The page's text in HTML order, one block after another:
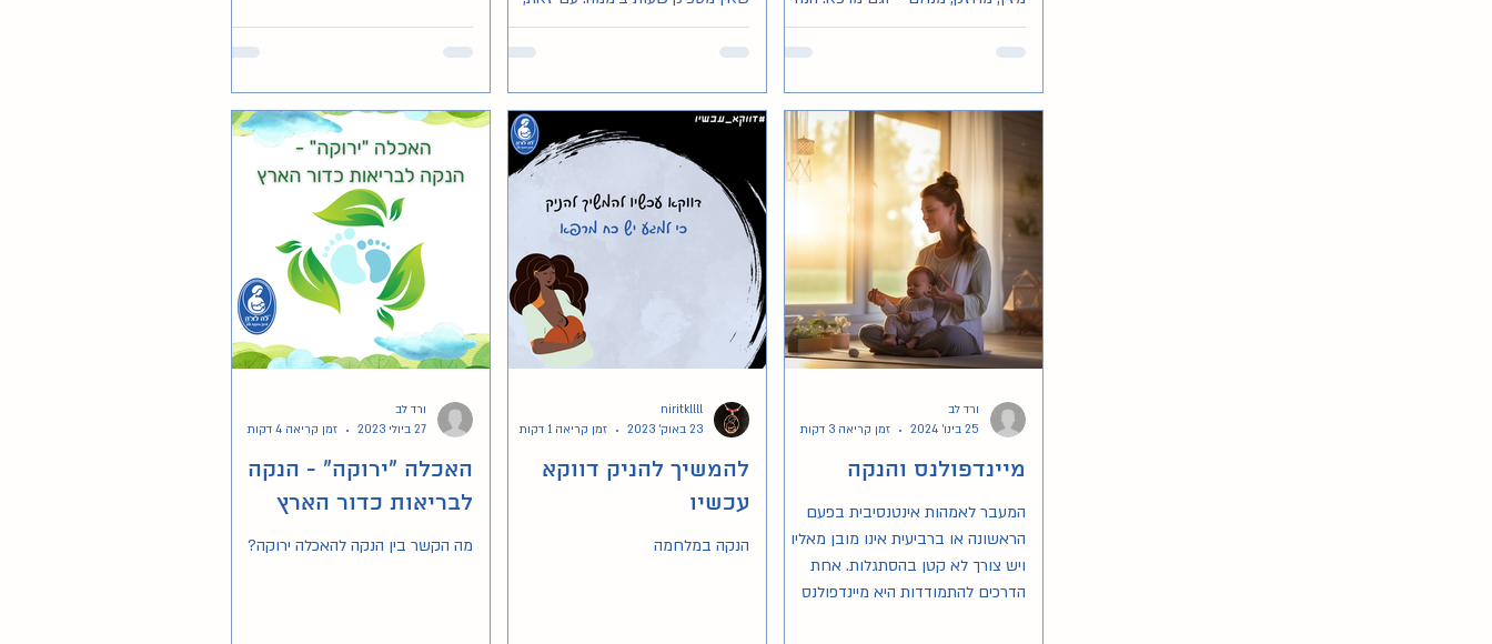
הצצה למגוון שימושים מוכרים יותר
ופחות לחלב אם, כפי שהוצגו במחקר
מהעולם.
בעזרת תכנון נכון ושינוי תפיסתי, ניתן
למצוא דרכים יעילות ליצור איזון ולהרגיש
בנושא שניתנה בכנס לה לצ'ה ב-2012
על ידי אידי בוקסמן.
מיינדפולנס והנקה
המעבר לאמהות אינטנסיבית בפעם
הראשונה או ברביעית אינו מובן מאליו
ויש צורך לא קטן בהסתגלות. אחת
הדרכים להתמודדות היא מיינדפולנס
ורד לב
25 בינו׳ 2024
זמן קריאה 3 דקות
להמשיך להניק דווקא
עכשיו
הנקה במלחמה
niritkllll
23 באוק׳ 2023
זמן קריאה 1 דקות
האכלה "ירוקה" - הנקה
לבריאות כדור הארץ
מה הקשר בין הנקה להאכלה ירוקה?
ורד לב
27 ביולי 2023
זמן קריאה 4 דקות